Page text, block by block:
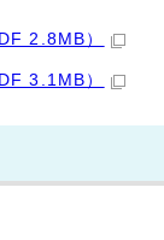
2.8MB）
3.1MB）